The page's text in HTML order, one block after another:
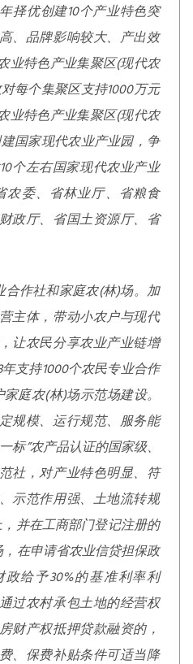
择优创建10个产业特色突
、品牌影响较大、产出效
业特色产业集聚区(现代农
每个集聚区支持1000万元
业特色产业集聚区(现代农
国家现代农业产业园，争
个左右国家现代农业产业
农委、省林业厅、省粮食
政厅、省国土资源厅、省
作社和家庭农(林)场。加
主体，带动小农户与现代
让农民分享农业产业链增
支持1000个农民专业合作
庭农(林)场示范场建设。
规模、运行规范、服务能
标”农产品认证的国家级、
社，对产业特色明显、符
示范作用强、土地流转规
并在工商部门登记注册的
在申请省农业信贷担保政
给予30%的基准利率利
过农村承包土地的经营权
财产权抵押贷款融资的，
、保费补贴条件可适当降